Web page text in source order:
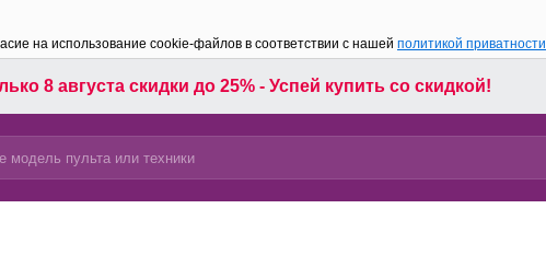
на использование cookie-файлов в соответствии с нашей политикой приватности
8 августа скидки до 25% - Успей купить со скидкой!